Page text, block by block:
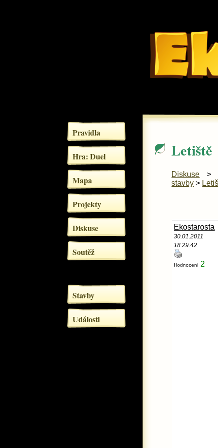
Pravidla
Hra: Duel
Mapa
Projekty
Diskuse
Soutěž
Stavby
Události
Letiště
Diskuse >
stavby >
Ekostarosta
30.01.2011
18:29:42
Hodnocení 2